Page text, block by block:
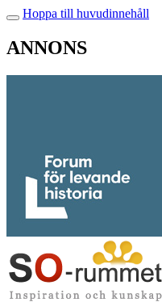
Hoppa till huvudinnehåll
ANNONS